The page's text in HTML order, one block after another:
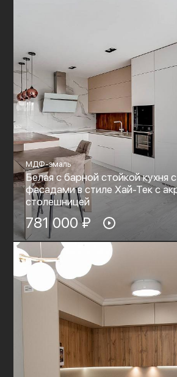
МДФ-эмаль
Белая с барной стойкой кухня
фасадами в стиле Хай-Тек c
столешницей
781 000 ₽